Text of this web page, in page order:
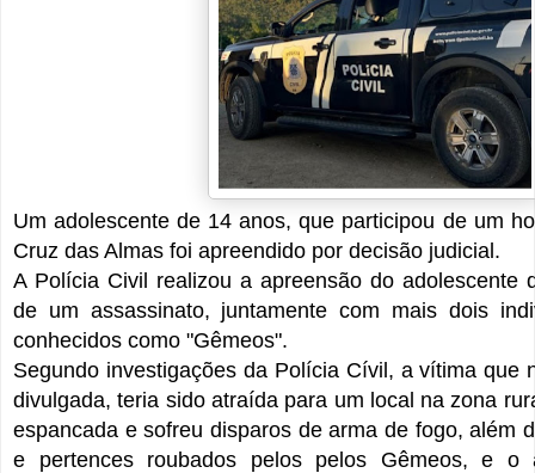
Um adolescente de 14 anos, que participou de um
Cruz das Almas foi apreendido por decisão judicial.
A Polícia Civil realizou a apreensão do adolescente
de um assassinato, juntamente com mais dois
conhecidos como "Gêmeos".
Segundo investigações da Polícia Cívil, a vítima que
divulgada, teria sido atraída para um local na zona
espancada e sofreu disparos de arma de fogo, além
e pertences roubados pelos pelos Gêmeos, e o